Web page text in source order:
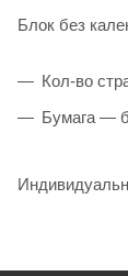
Блок без
Кол-во
Бумага —